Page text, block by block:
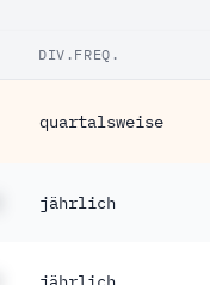
DIV.FREQ.
quartalsweise
jährlich